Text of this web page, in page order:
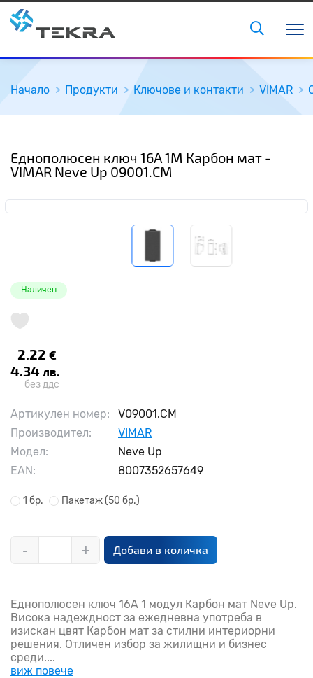
Начало Продукти Ключове и контакти VIMAR
Еднополюсен ключ 16A 1M Карбон мат -
VIMAR Neve Up 09001.CM
Наличен
2.22 €
4.34 лв.
без ддс
Артикулен номер:
V09001.CM
Производител:
VIMAR
Модел:
Neve Up
EAN:
8007352657649
1 бр. Пакетаж(50 бр.)
- + Добави в количка
Еднополюсен ключ 16A 1 модул Карбон мат Neve Up.
Висока надеждност за ежедневна употреба в
изискан цвят Карбон мат за стилни интериорни
решения. Отличен избор за жилищни и бизнес
среди....
виж повече